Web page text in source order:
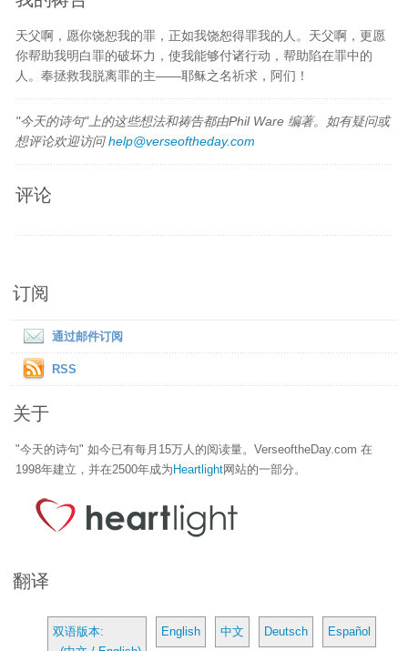
天父啊，愿你饶恕我的罪，正如我饶恕得罪我的人。天父啊，更愿
你帮助我明白罪的破坏力，使我能够付诸行动，帮助陷在罪中的
人。奉拯救我脱离罪的主——耶稣之名祈求，阿们！
"今天的诗句"上的这些想法和祷告都由Phil Ware 编著。如有疑问或
想评论欢迎访问help@verseoftheday.com
评论
订阅
通过邮件订阅
RSS
关于
"今天的诗句" 如今已有每月15万人的阅读量。VerseoftheDay.com 在
1998年建立，并在2500年成为 Heartlight网站的一部分。
翻译
双语版本:
English 中文 Deutsch Español